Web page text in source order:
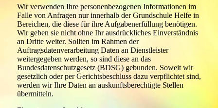
Wir verwenden Ihre personenbezogenen Informationen im
Falle von Anfragen nur innerhalb der Grundschule Helfe in
Bereichen, die diese für ihre Aufgabenerfüllung benötigen.
Wir geben sie nicht ohne Ihr ausdrückliches Einverständnis
an Dritte weiter. Sollten im Rahmen der
Auftragsdatenverarbeitung Daten an Dienstleister
weitergegeben werden, so sind diese an das
Bundesdatenschutzgesetz (BDSG) gebunden. Soweit wir
gesetzlich oder per Gerichtsbeschluss dazu verpflichtet sind,
werden wir Ihre Daten an auskunftsberechtigte Stellen
übermitteln.